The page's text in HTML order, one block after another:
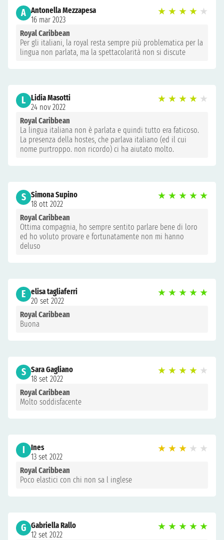
A Antonella Mezzapesa
16 mar 2023
★ ★ ★ ★ ★
Royal Caribbean
Per gli italiani, la royal resta sempre più problematica per la
lingua non parlata, ma la spettacolarità non si discute
L Lidia Masotti
24 nov 2022
★ ★ ★ ★ ★
Royal Caribbean
La lingua italiana non è parlata e quindi tutto era faticoso.
La presenza della hostes, che parlava italiano (ed il cui
nome purtroppo. non ricordo) ci ha aiutato molto.
S Simona Supino
18 ott 2022
★ ★ ★ ★ ★
Royal Caribbean
Ottima compagnia, ho sempre sentito parlare bene di loro
ed ho voluto provare e fortunatamente non mi hanno
deluso
E elisa tagliaferri
20 set 2022
★ ★ ★ ★ ★
Royal Caribbean
Buona
S Sara Gagliano
18 set 2022
★ ★ ★ ★ ★
Royal Caribbean
Molto soddisfacente
I
Ines
13 set 2022
★ ★ ★ ★ ★
Royal Caribbean
Poco elastici con chi non sa l inglese
G Gabriella Rallo
12 set 2022
★ ★ ★ ★ ★